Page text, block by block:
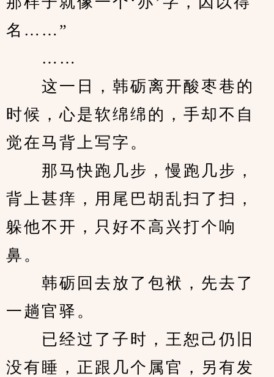
名……”
……
这一日，韩砺离开酸枣巷的
时候，心是软绵绵的，手却不自
觉在马背上写字。
那马快跑几步，慢跑几步，
背上甚痒，用尾巴胡乱扫了扫，
躲他不开，只好不高兴打个响
鼻。
韩砺回去放了包袱，先去了
一趟官驿。
已经过了子时，王恕己仍旧
没有睡，正跟几个属官，另有发